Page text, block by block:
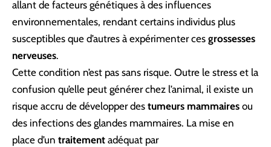
allant de facteurs génétiques à des influences
environnementales, rendant certains individus plus
susceptibles que d’autres à expérimenter ces grossesses
nerveuses.
Cette condition n’est pas sans risque. Outre le stress et la
confusion qu’elle peut générer chez l’animal, il existe un
risque accru de développer des tumeurs mammaires ou
des infections des glandes mammaires. La mise en
place d’un traitement adéquat par